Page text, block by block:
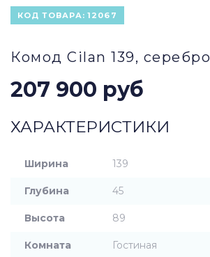
КОД ТОВАРА: 12067
Комод Cilan 139, серебро
207 900 руб
ХАРАКТЕРИСТИКИ
Ширина 139
Глубина 45
Высота 89
Комната Гостиная